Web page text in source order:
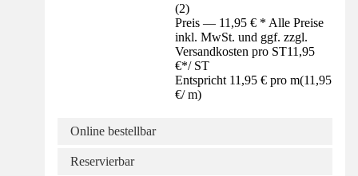
(2)
Preis — 11,95 € * Alle Preise
inkl. MwSt. und ggf. zzgl.
Versandkosten pro ST11,95
€*/ ST
Entspricht 11,95 € pro m(11,95
€/ m)
Online bestellbar
Reservierbar